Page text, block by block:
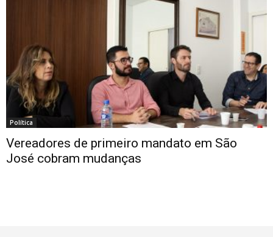
Política
Vereadores de primeiro mandato em São
José cobram mudanças